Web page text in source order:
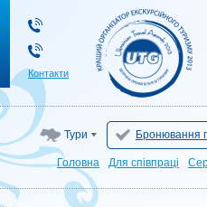
Контакти
Тури Бронювання
Головна Для cпівпраці